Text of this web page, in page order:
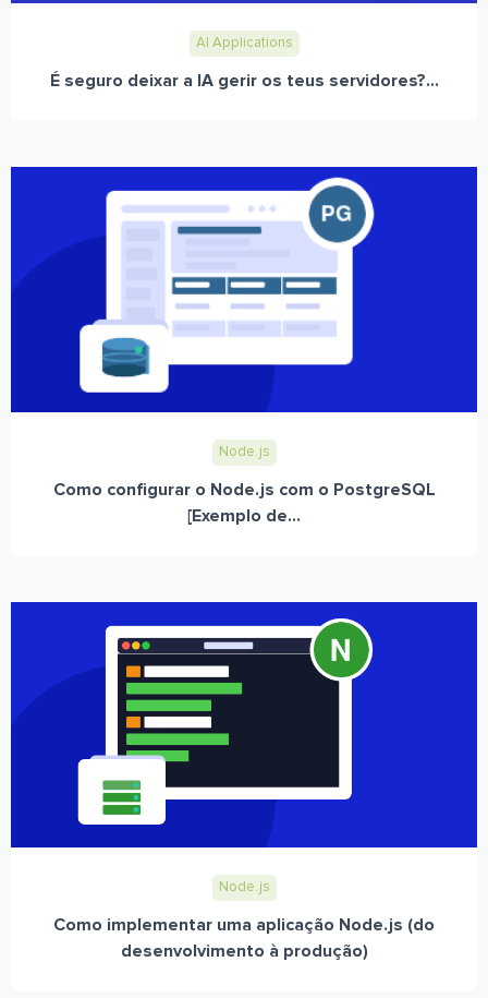
AI Applications
É seguro deixar a IA gerir os teus servidores?...
Node.js
Como configurar o Node.js com o PostgreSQL
[Exemplo de...
Node.js
Como implementar uma aplicação Node.js (do
desenvolvimento à produção)